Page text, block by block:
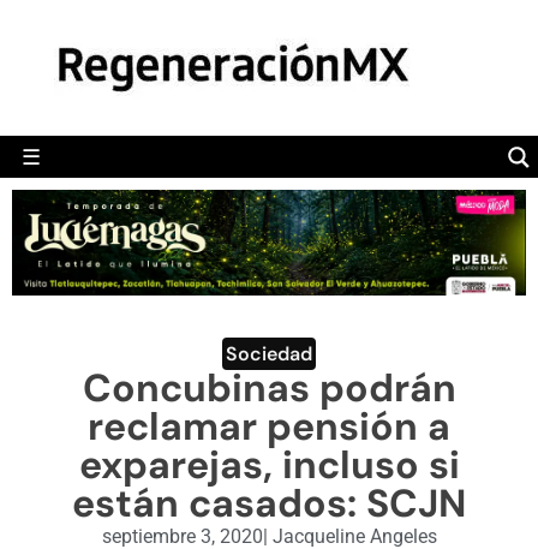
☰
POLÍTICA
CAMALEÓN
OPINIÓN
DEPORTES
ENGLISH SECTION
VIDEOS
Sociedad
Concubinas podrán
reclamar pensión a
exparejas, incluso si
están casados: SCJN
septiembre 3, 2020| Jacqueline Angeles